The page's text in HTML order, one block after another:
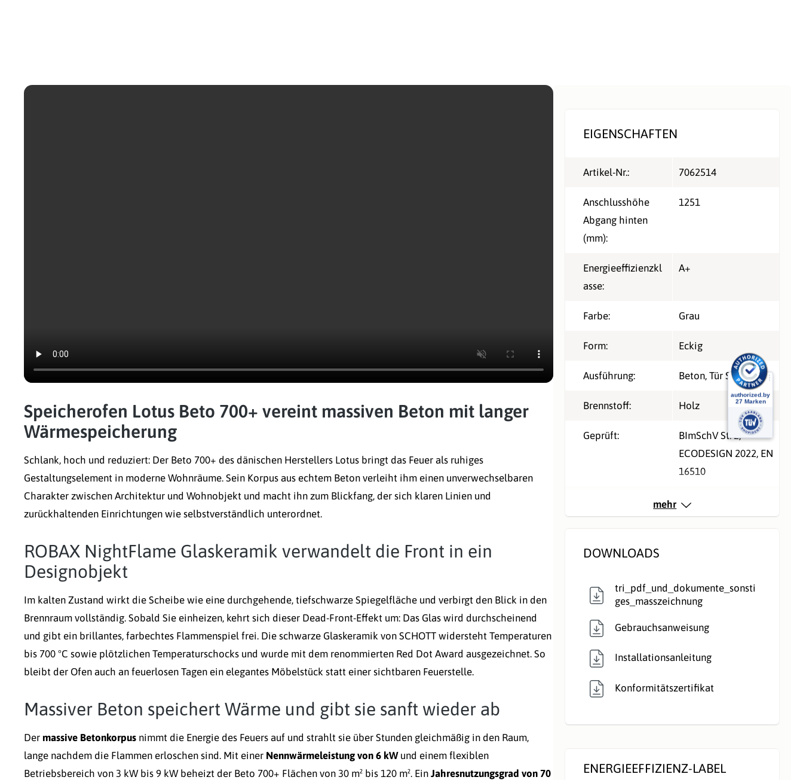
Speicherofen Lotus Beto 700+ vereint massiven Beton mit langer
Wärmespeicherung
Schlank, hoch und reduziert: Der Beto 700+ des dänischen Herstellers Lotus bringt das Feuer als ruhiges
Gestaltungselement in moderne Wohnräume. Sein Korpus aus echtem Beton verleiht ihm einen unverwechselbaren
Charakter zwischen Architektur und Wohnobjekt und macht ihn zum Blickfang, der sich klaren Linien und
zurückhaltenden Einrichtungen wie selbstverständlich unterordnet.
ROBAX NightFlame Glaskeramik verwandelt die Front in ein
Designobjekt
Im kalten Zustand wirkt die Scheibe wie eine durchgehende, tiefschwarze Spiegelfläche und verbirgt den Blick in den
Brennraum vollständig. Sobald Sie einheizen, kehrt sich dieser Dead-Front-Effekt um: Das Glas wird durchscheinend
und gibt ein brillantes, farbechtes Flammenspiel frei. Die schwarze Glaskeramik von SCHOTT widersteht Temperaturen
bis 700 °C sowie plötzlichen Temperaturschocks und wurde mit dem renommierten Red Dot Award ausgezeichnet. So
bleibt der Ofen auch an feuerlosen Tagen ein elegantes Möbelstück statt einer sichtbaren Feuerstelle.
Massiver Beton speichert Wärme und gibt sie sanft wieder ab
Der massive Betonkorpus nimmt die Energie des Feuers auf und strahlt sie über Stunden gleichmäßig in den Raum,
lange nachdem die Flammen erloschen sind. Mit einer Nennwärmeleistung von 6 kWund einem flexiblen
Betriebsbereich von 3 kW bis 9 kW beheizt der Beto 700+ Flächen von 30 m² bis 120 m². Ein Jahresnutzungsgrad von 70
EIGENSCHAFTEN
Artikel-Nr.: 7062514
Anschlusshöhe
Abgang hinten
(mm):
1251
Energieeffizienzkl
asse:
A+
Farbe: Grau
Form: Eckig
Ausführung: Beton, Tür Schwarz
Brennstoff: Holz
Geprüft: BImSchV St. 2,
ECODESIGN 2022, EN
16510
Nennleistung kW,
direkt:
6
Rauchrohranschlu
Speicherofen: Ja
Typ: Speicherofen
Verbrennungsluft: Raumluftabhängig
Verglasung: Front
Wärmetransport: Luftführend
mehr
DOWNLOADS
tri_pdf_und_dokumente_sonsti
ges_masszeichnung
Gebrauchsanweisung
Installationsanleitung
Konformitätszertifikat
ENERGIEEFFIZIENZ-LABEL